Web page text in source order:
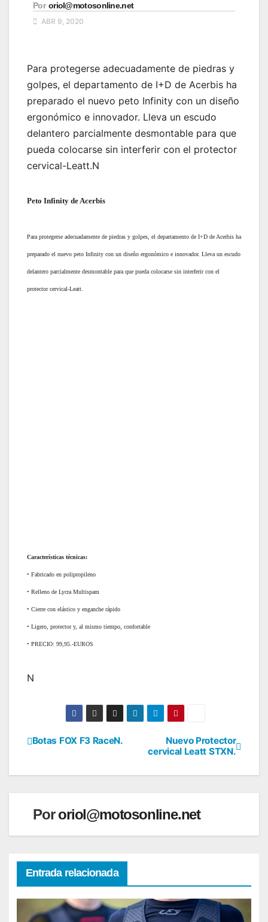
Por oriol@motosonline.net
ABR 9, 2020
Para protegerse adecuadamente de piedras y
golpes, el departamento de I+D de Acerbis ha
preparado el nuevo peto Infinity con un diseño
ergonómico e innovador. Lleva un escudo
delantero parcialmente desmontable para que
pueda colocarse sin interferir con el protector
cervical-Leatt.N
Peto Infinity de Acerbis
Para protegerse adecuadamente de piedras y golpes, el departamento de I+D de Acerbis ha
preparado el nuevo peto Infinity con un diseño ergonómico e innovador. Lleva un escudo
delantero parcialmente desmontable para que pueda colocarse sin interferir con el
protector cervical-Leatt.
Características técnicas:
• Fabricado en polipropileno
• Relleno de Lycra Multispam
• Cierre con elástico y enganche rápido
• Ligero, protector y, al mismo tiempo, confortable
• PRECIO: 99,95.-EUROS
N
Navegación
de
Nuevo Protector
cervical Leatt STXN.
Botas FOX F3 RaceN.
Pororiol@motosonline.net
Entrada relacionada